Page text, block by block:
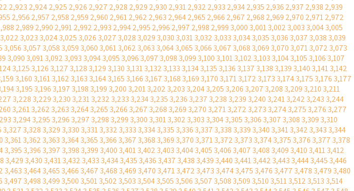
2,923 2,9242,925 2,926 2,927 2,928 2,929 2,930 2,9312,932 2,933 2,9342,935 2,936 2,937 2,938 2,939
2,956 2,957 2,958 2,959 2,960 2,9612,962 2,963 2,9642,965 2,966 2,967 2,968 2,969 2,970 2,9712,972
2,989 2,990 2,9912,992 2,993 2,9942,995 2,996 2,997 2,998 2,999 3,000 3,0013,002 3,003 3,0043,005
3,022 3,023 3,0243,025 3,026 3,027 3,028 3,029 3,030 3,0313,032 3,033 3,0343,035 3,036 3,037 3,038 3,039
3,056 3,057 3,058 3,059 3,060 3,0613,062 3,063 3,0643,065 3,066 3,067 3,068 3,069 3,070 3,0713,072 3,073
3,090 3,0913,092 3,093 3,0943,095 3,096 3,097 3,098 3,099 3,100 3,1013,102 3,103 3,1043,105 3,106 3,107
3,125 3,126 3,127 3,128 3,129 3,130 3,1313,132 3,133 3,1343,135 3,136 3,137 3,138 3,139 3,140 3,1413,142
3,160 3,1613,162 3,163 3,1643,165 3,166 3,167 3,168 3,169 3,170 3,1713,172 3,173 3,1743,175 3,176 3,177
3,195 3,196 3,197 3,198 3,199 3,200 3,2013,202 3,203 3,2043,205 3,206 3,207 3,208 3,209 3,210 3,211
3,228 3,229 3,230 3,2313,232 3,233 3,2343,235 3,236 3,237 3,238 3,239 3,240 3,2413,242 3,243 3,244
3,2613,262 3,263 3,2643,265 3,266 3,267 3,268 3,269 3,270 3,2713,272 3,273 3,2743,275 3,276 3,277
3,2943,295 3,296 3,297 3,298 3,299 3,300 3,3013,302 3,303 3,3043,305 3,306 3,307 3,308 3,309 3,310
3,327 3,328 3,329 3,330 3,3313,332 3,333 3,3343,335 3,336 3,337 3,338 3,339 3,340 3,3413,342 3,343 3,344
3,3613,362 3,363 3,3643,365 3,366 3,367 3,368 3,369 3,370 3,3713,372 3,373 3,3743,375 3,376 3,377 3,378
3,395 3,396 3,397 3,398 3,399 3,400 3,4013,402 3,403 3,4043,405 3,406 3,407 3,408 3,409 3,410 3,4113,412
3,429 3,430 3,4313,432 3,433 3,4343,435 3,436 3,437 3,438 3,439 3,440 3,4413,442 3,443 3,4443,445 3,446
3,463 3,4643,465 3,466 3,467 3,468 3,469 3,470 3,4713,472 3,473 3,4743,475 3,476 3,477 3,478 3,479 3,480
3,497 3,498 3,499 3,500 3,5013,502 3,503 3,5043,505 3,506 3,507 3,508 3,509 3,510 3,5113,512 3,513 3,514